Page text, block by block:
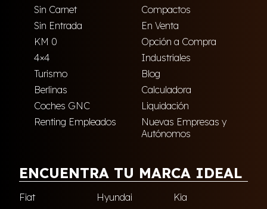
Sin Carnet
Compactos
Sin Entrada
En Venta
KM 0
Opción a Compra
4×4
Industriales
Turismo
Blog
Berlinas
Calculadora
Coches GNC
Liquidación
Renting Empleados
Nuevas Empresas y
Autónomos
ENCUENTRA TU MARCA IDEAL
Fiat Hyundai
Kia